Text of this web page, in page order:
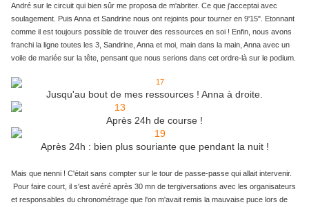
André sur le circuit qui bien sûr me proposa de m'abriter. Ce que j'acceptai avec
soulagement. Puis Anna et Sandrine nous ont rejoints pour tourner en 9'15". Etonnant
comme il est toujours possible de trouver des ressources en soi ! Enfin, nous avons
franchi la ligne toutes les 3, Sandrine, Anna et moi, main dans la main, Anna avec un
voile de mariée sur la tête, pensant que nous serions dans cet ordre-là sur le podium.
Jusqu'au bout de mes ressources ! Anna à droite.
Après 24h de course !
Après 24h : bien plus souriante que pendant la nuit !
Mais que nenni ! C'était sans compter sur le tour de passe-passe qui allait intervenir.
Pour faire court, il s'est avéré après 30 mn de tergiversations avec les organisateurs
et responsables du chronométrage que l'on m'avait remis la mauvaise puce lors de